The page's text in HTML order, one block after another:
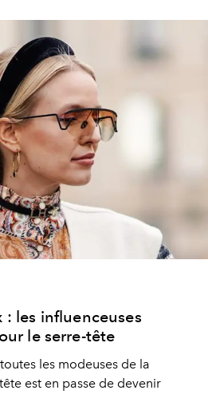
: les influenceuses
le serre-tête
les modeuses de la
est en passe de devenir